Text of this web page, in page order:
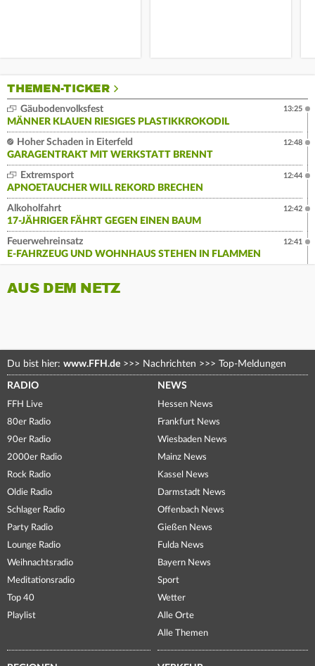
THEMEN-TICKER
Gäubodenvolksfest
MÄNNER KLAUEN RIESIGES PLASTIKKROKODIL
13:25
Hoher Schaden in Eiterfeld
GARAGENTRAKT MIT WERKSTATT BRENNT
12:48
Extremsport
APNOETAUCHER WILL REKORD BRECHEN
12:44
Alkoholfahrt
17-JÄHRIGER FÄHRT GEGEN EINEN BAUM
12:42
Feuerwehreinsatz
E-FAHRZEUG UND WOHNHAUS STEHEN IN FLAMMEN
12:41
AUS DEM NETZ
Du bist hier: www.FFH.de >>> Nachrichten >>> Top-Meldungen
RADIO
FFH Live
80er Radio
90er Radio
2000er Radio
Rock Radio
Oldie Radio
Schlager Radio
Party Radio
Lounge Radio
Weihnachtsradio
Meditationsradio
Top 40
Playlist
NEWS
Hessen News
Frankfurt News
Wiesbaden News
Mainz News
Kassel News
Darmstadt News
Offenbach News
Gießen News
Fulda News
Bayern News
Sport
Wetter
Alle Orte
Alle Themen